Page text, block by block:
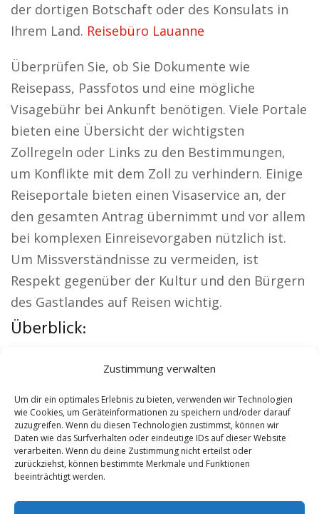
Zustimmung verwalten
Um dir ein optimales Erlebnis zu bieten, verwenden wir Technologien
wie Cookies, um Geräteinformationen zu speichern und/oder darauf
zuzugreifen. Wenn du diesen Technologien zustimmst, können wir
Daten wie das Surfverhalten oder eindeutige IDs auf dieser Website
verarbeiten. Wenn du deine Zustimmung nicht erteilst oder
zurückziehst, können bestimmte Merkmale und Funktionen
beeinträchtigt werden.
der dortigen Botschaft oder des Konsulats in
Ihrem Land. Reisebüro Lauanne
Überprüfen Sie, ob Sie Dokumente wie
Reisepass, Passfotos und eine mögliche
Visagebühr bei Ankunft benötigen. Viele Portale
bieten eine Übersicht der wichtigsten
Zollregeln oder Links zu den Bestimmungen,
um Konflikte mit dem Zoll zu verhindern. Einige
Reiseportale bieten einen Visaservice an, der
den gesamten Antrag übernimmt und vor allem
bei komplexen Einreisevorgaben nützlich ist.
Um Missverständnisse zu vermeiden, ist
Respekt gegenüber der Kultur und den Bürgern
des Gastlandes auf Reisen wichtig.
Überblick:
Versicherung Elze|Wohnung mieten Elze
Schamane Elze|Reisebüro Elze|Versicherung
Elze
Contents [show]
No tags for this post.